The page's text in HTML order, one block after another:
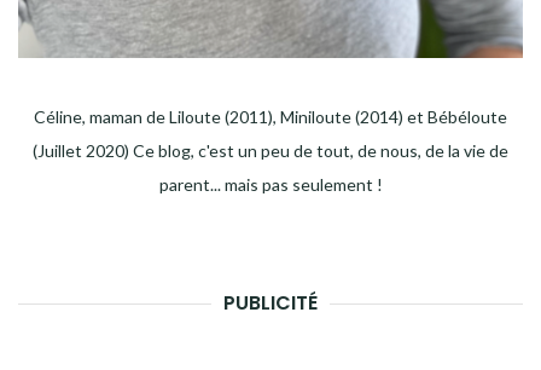
Céline, maman de Liloute (2011), Miniloute (2014) et Bébéloute
(Juillet 2020) Ce blog, c'est un peu de tout, de nous, de la vie de
parent... mais pas seulement !
PUBLICITÉ